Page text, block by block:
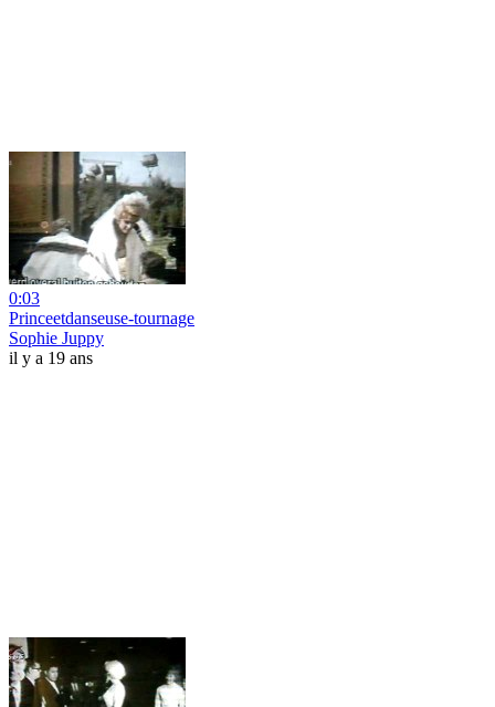
0:03
Princeetdanseuse-tournage
Sophie Juppy
il y a 19 ans